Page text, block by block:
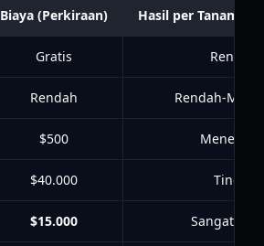
Biaya (Perkiraan) Hasil per Tanaman
Gratis Rendah
Rendah Rendah-
$500
$40.000 Tinggi
$15.000 Sangat